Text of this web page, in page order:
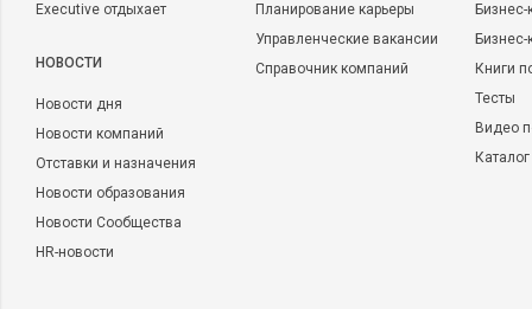
Executive отдыхает
НОВОСТИ
Новости дня
Новости компаний
Отставки и назначения
Новости образования
Новости Сообщества
HR-новости
Планирование карьеры
Управленческие вакансии
Справочник компаний
Бизнес-
Книги
Тесты
Видео